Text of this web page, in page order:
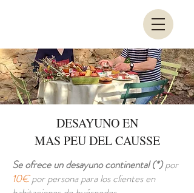
DESAYUNO EN
MAS PEU DEL CAUSSE
Se ofrece un desayuno continental (*)por
10€por persona para los clientes en